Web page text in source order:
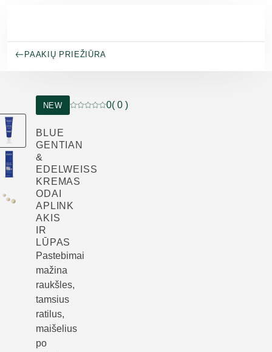
PAAKIŲ PRIEŽIŪRA
NEW
Dabartinis įvertinimas: 0 iš 5 žvaigždučių
0( 0 )
BLUE
GENTIAN
&
EDELWEISS
KREMAS
ODAI
APLINK
AKIS
IR
LŪPAS
Pastebimai
mažina
raukšles,
tamsius
ratilus,
maišelius
po